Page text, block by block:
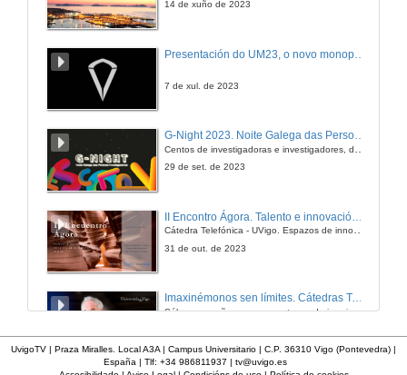
Transferencia de Tecnoloxía
Proxectos de cooperación empregando fontes de enerxía renovables
Proxectos de cooperación empregando fontes de enerxía renovables
Proxectos de cooperación empregando fontes de enerxía renovables
Proxectos de cooperación empregando fontes de enerxía renovables
Proxectos de biogás en Bolivia
14 de xuño de 2023
7 de xul. de 2023
G-Night 2023. Noite Galega das Persoas Investigadoras. Conciencias creativas
29 de set. de 2023
Cátedra Telefónica - UVigo. Espazos de innovación
31 de out. de 2023
Imaxinémonos sen límites. Cátedras Telefónica
Sólo quen coñece as preguntas pode imaxinar novas respostas
UvigoTV | Praza Miralles. Local A3A | Campus Universitario | C.P. 36310 Vigo (Pontevedra) |
España | Tlf: +34 986811937 | tv@uvigo.es